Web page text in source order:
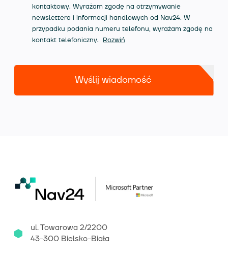
kontaktowy. Wyrażam zgodę na otrzymywanie
newslettera i informacji handlowych od Nav24. W
przypadku podania numeru telefonu, wyrażam zgodę na
kontakt telefoniczny.
Rozwiń
Wyślij wiadomość
ul. Towarowa 2/2200
43-300 Bielsko-Biała